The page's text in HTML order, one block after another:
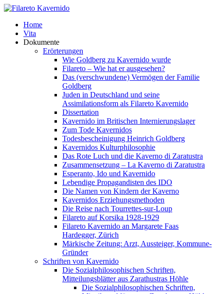
Home
Vita
Dokumente
Erörterungen
Wie Goldberg zu Kavernido wurde
Filareto – Wie hat er ausgesehen?
Das (verschwundene) Vermögen der Familie
Goldberg
Juden in Deutschland und seine
Assimilationsform als Filareto Kavernido
Dissertation
Kavernido im Britischen Internierungslager
Zum Tode Kavernidos
Todesbescheinigung Heinrich Goldberg
Kavernidos Kulturphilosophie
Das Rote Luch und die Kaverno di Zaratustra
Zusammensetzung – La Kaverno di Zaratustra
Esperanto, Ido und Kavernido
Lebendige Propagandisten des IDO
Die Namen von Kindern der Kaverno
Kavernidos Erziehungsmethoden
Die Reise nach Tourrettes-sur-Loup
Filareto auf Korsika 1928-1929
Filareto Kavernido an Margarete Faas
Hardegger, Zürich
Märkische Zeitung: Arzt, Aussteiger, Kommune-
Gründer
Schriften von Kavernido
Die Sozialphilosophischen Schriften,
Mitteilungsblätter aus Zarathustras Höhle
Die Sozialphilosophischen Schriften,